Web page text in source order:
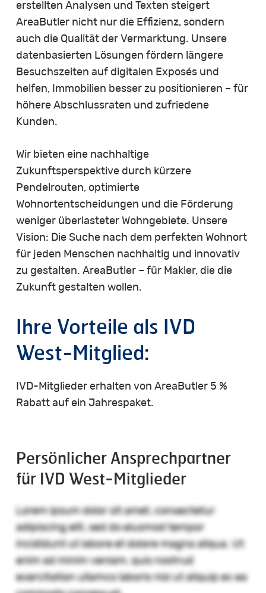
erstellten Analysen und Texten steigert
AreaButler nicht nur die Effizienz, sondern
auch die Qualität der Vermarktung. Unsere
datenbasierten Lösungen fördern längere
Besuchszeiten auf digitalen Exposés und
helfen, Immobilien besser zu positionieren – für
höhere Abschlussraten und zufriedene
Kunden.
Wir bieten eine nachhaltige
Zukunftsperspektive durch kürzere
Pendelrouten, optimierte
Wohnortentscheidungen und die Förderung
weniger überlasteter Wohngebiete. Unsere
Vision: Die Suche nach dem perfekten Wohnort
für jeden Menschen nachhaltig und innovativ
zu gestalten. AreaButler – für Makler, die die
Zukunft gestalten wollen.
Ihre Vorteile als IVD
West-Mitglied:
IVD-Mitglieder erhalten von AreaButler 5 %
Rabatt auf ein Jahrespaket.
Persönlicher Ansprechpartner
für IVD West-Mitglieder
Lorem ipsum dolor sit amet, consectetur
adipiscing elit, sed do eiusmod tempor
incididunt ut labore et dolore magna aliqua. Ut
enim ad minim veniam, quis nostrud
exercitation ullamco laboris nisi ut aliquip ex ea